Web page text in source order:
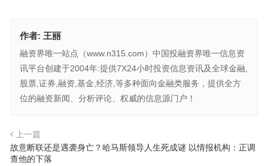
作者: 王丽
融资界唯一站点（www.n315.com）中国投融资界唯一信息资
讯平台创建于2004年:提供7X24小时投资信息资讯及全球金融,
股票,证券,融资,基金,经济,等多种面向金融类服务，提供全方
位的融资新闻、分析评论、权威的信息源门户！
上一篇
故意断联还是遇袭身亡？哈马斯领导人生死成谜 以情报机构：正调
查他的下落